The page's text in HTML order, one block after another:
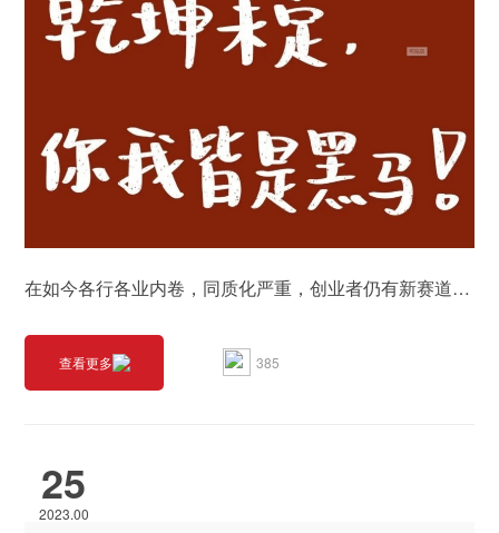
在如今各行各业内卷，同质化严重，创业者仍有新赛道和新机会-凡塔斯
查看更多 385
25
2023.00